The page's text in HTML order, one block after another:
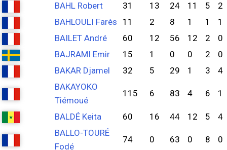
BAHL Robert 31 13 24 11 5
2
BAHLOULI Farès
11 2 8 1 1
1
BAILET André
60 12 56 12 2
0
BAJRAMI Emir
15 1 0 0 2
0
BAKAR Djamel
32 5 29 1 3
4
BAKAYOKO
Tiémoué
115 6 83 4 6 1
BALDÉ Keita 60 16 44 12 5
4
BALLO-TOURÉ
Fodé
74 0 63 0 8 0